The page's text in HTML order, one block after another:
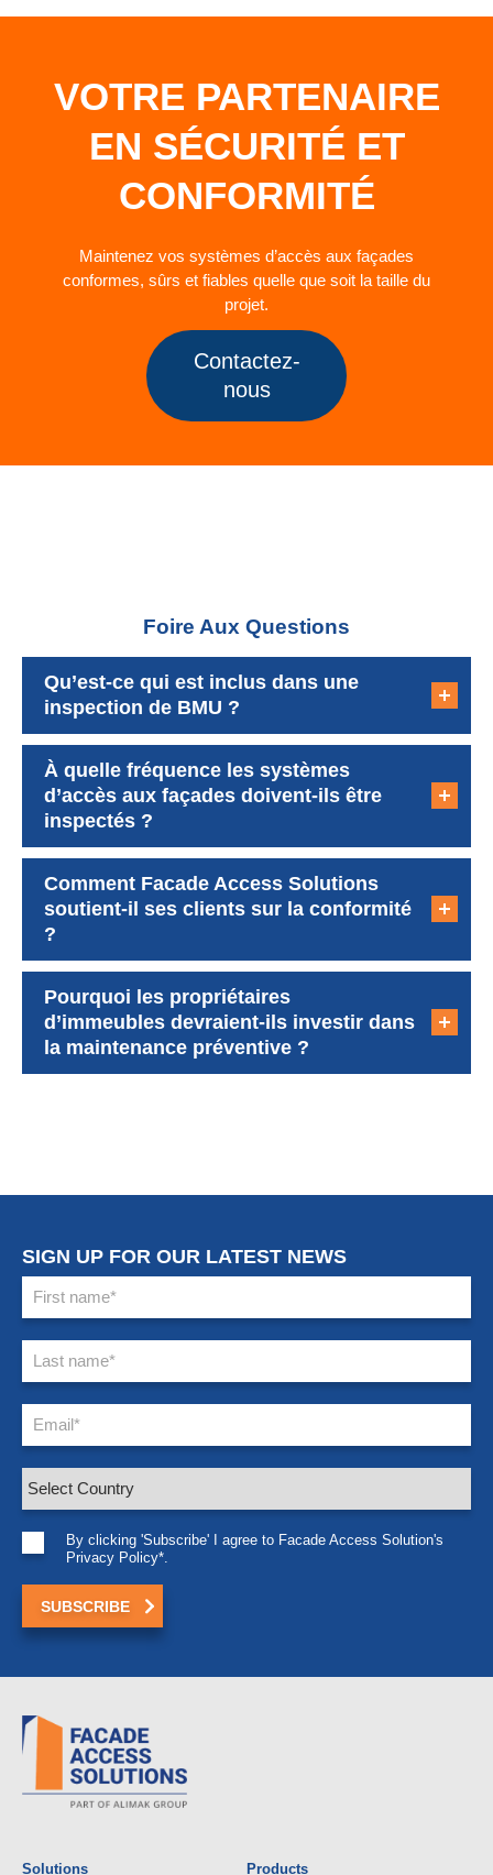
VOTRE PARTENAIRE
EN SÉCURITÉ ET
CONFORMITÉ
Maintenez vos systèmes d’accès aux façades
conformes, sûrs et fiables quelle que soit la taille du
projet.
Contactez-
nous
Foire Aux Questions
Qu’est-ce qui est inclus dans une
inspection de BMU ?
À quelle fréquence les systèmes
d’accès aux façades doivent-ils être
inspectés ?
Comment Facade Access Solutions
soutient-il ses clients sur la conformité
?
Pourquoi les propriétaires
d’immeubles devraient-ils investir dans
la maintenance préventive ?
SIGN UP FOR OUR LATEST NEWS
By clicking 'Subscribe' I agree to Facade Access Solution's
Privacy Policy*.
Solutions Products